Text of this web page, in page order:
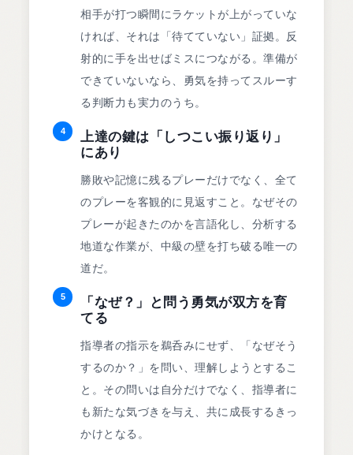
相手が打つ瞬間にラケットが上がっていな
ければ、それは「待てていない」証拠。反
射的に手を出せばミスにつながる。準備が
できていないなら、勇気を持ってスルーす
る判断力も実力のうち。
4
上達の鍵は「しつこい振り返り」
にあり
勝敗や記憶に残るプレーだけでなく、全て
のプレーを客観的に見返すこと。なぜその
プレーが起きたのかを言語化し、分析する
地道な作業が、中級の壁を打ち破る唯一の
道だ。
5
「なぜ？」と問う勇気が双方を育
てる
指導者の指示を鵜呑みにせず、「なぜそう
するのか？」を問い、理解しようとするこ
と。その問いは自分だけでなく、指導者に
も新たな気づきを与え、共に成長するきっ
かけとなる。